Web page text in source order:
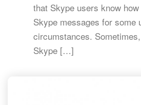
that Skype users know
Skype messages for some
circumstances.
Skype […]